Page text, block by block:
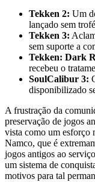
Tekken 2: Um
lançado sem
Tekken 3:
sem suporte a
Tekken: Dark
recebeu o
SoulCalibur 3:
disponibilizado
A frustração da
preservação de jogos
vista como um esforço
Namco, que é
jogos antigos ao
um sistema de
motivos para tal